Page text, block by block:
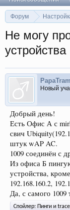
Форум
Не могу
устройства
Новый
Добрый день!
Есть Офис А с
свич
штук wAP AC.
1009 соединён с
Из офиса Б
устройства,
192.168.160.2,
Да, с самого 1009
Спойлер: Пинги и